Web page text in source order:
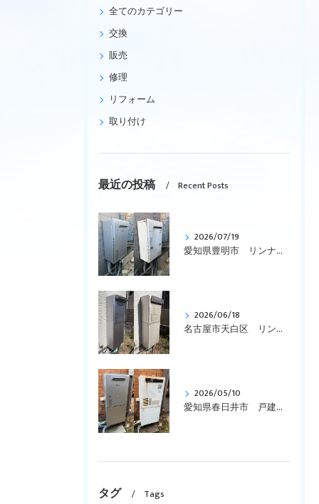
全てのカテゴリー
交換
販売
修理
リフォーム
取り付け
最近の投稿 Recent Posts
2026/07/19
愛知県豊明市 リンナイ、ガス給湯暖房用熱源機、エコジョーズ、壁掛型「RUFH-K2403AW2-3(A)」から「RUFH-E2407SAW(A)」への交換です
2026/06/18
名古屋市天白区 リンナイ、エコジョーズ、ガス給湯暖房用熱源機、コンパクトタイプ「RVD-E2401SAW2-1」を「RVD-E2405SAW2-1(C)」へ取替えです。
2026/05/10
愛知県春日井市 戸建て、リンナイ、壁掛型、暖房付き「RUFH-VD2400SAW2-3」からエコジョーズ「RVD-E2405SAW2-3(C)」に交換しました。
タグ Tags